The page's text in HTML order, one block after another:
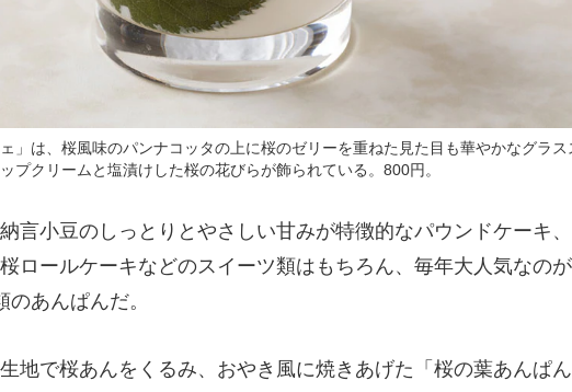
ェ」は、桜風味のパンナコッタの上に桜のゼリーを重ねた見た目も華やかなグラス
プクリームと塩漬けした桜の花びらが飾られている。800円。
言小豆のしっとりとやさしい甘みが特徴的なパウンドケーキ
ロールケーキなどのスイーツ類はもちろん、毎年大人気なの
あんぱんだ。
地で桜あんをくるみ、おやき風に焼きあげた「桜の葉あんぱ